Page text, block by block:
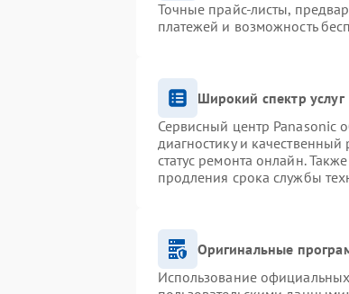
Точные прайс-листы,
платежей и возможность
Широкий спектр услуг
Сервисный центр Panasonic
диагностику и
статус ремонта онлайн.
продления срока службы
Оригинальные
Использование